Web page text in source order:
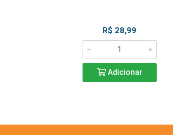
R$ 28,99
Adicionar